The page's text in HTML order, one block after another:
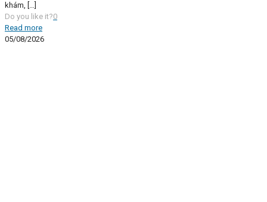
khám, […]
Do you like it?0
Read more
05/08/2026